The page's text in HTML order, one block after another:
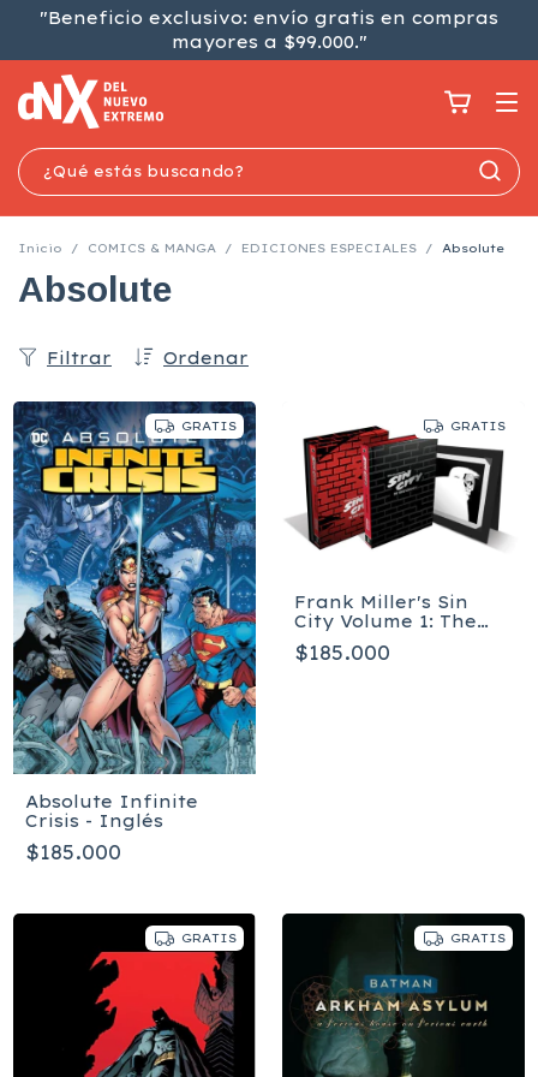
"Beneficio exclusivo: envío gratis en compras
mayores a $99.000."
Inicio / COMICS & MANGA / EDICIONES ESPECIALES / Absolute
Absolute
Ordenar
Filtrar
GRATIS
Absolute Infinite
Crisis - Inglés
$185.000
GRATIS
Frank Miller's Sin
City Volume 1: The
Hard Goodbye
(Deluxe Edition)
$185.000
GRATIS GRATIS